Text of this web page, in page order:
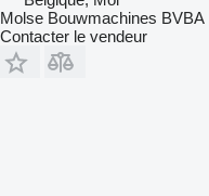
Molse Bouwmachines BVBA
Contacter le vendeur